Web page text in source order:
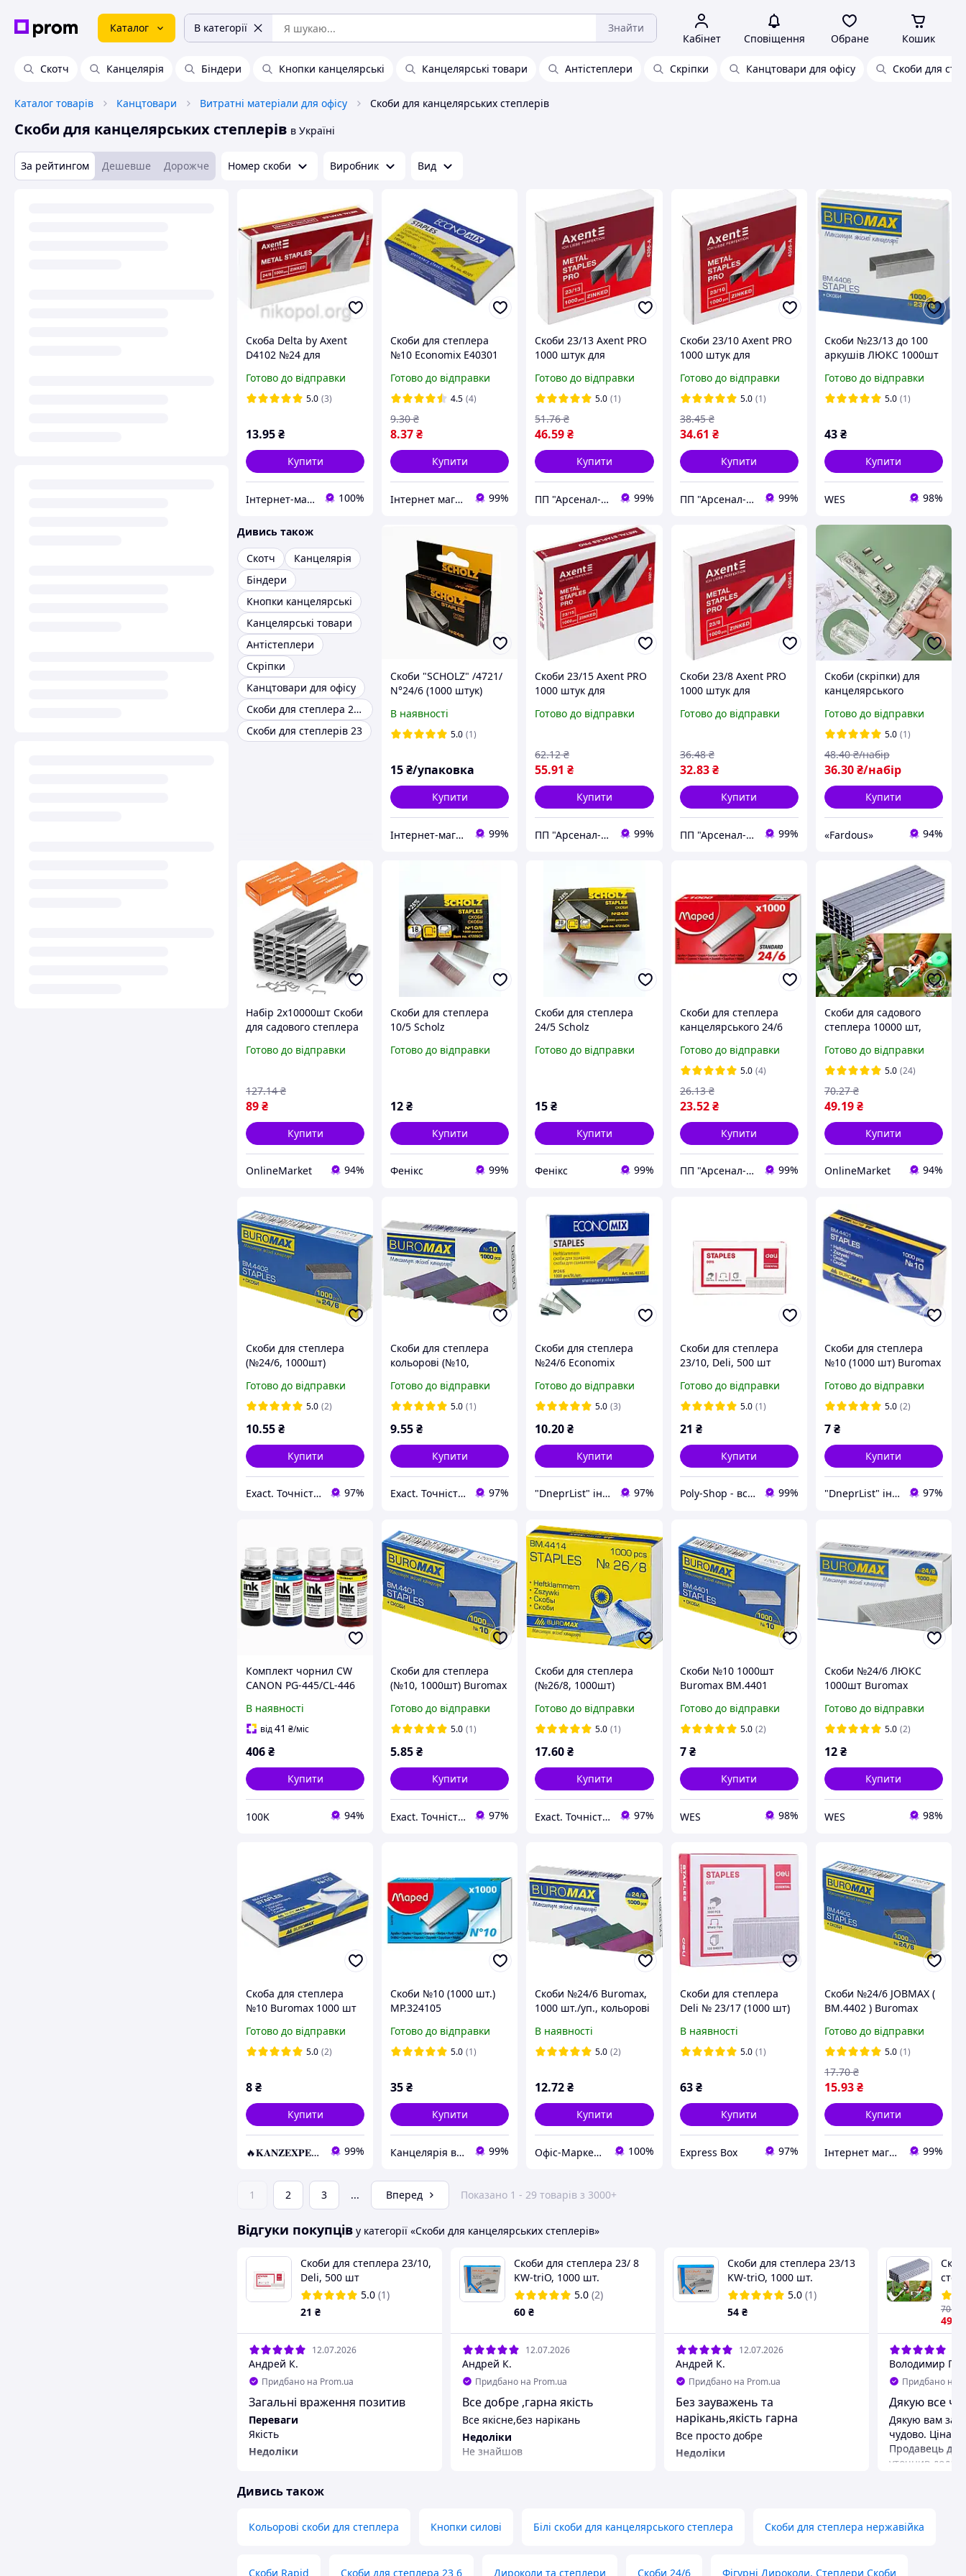
Каталог В категорії Знайти
Кабінет Сповіщення Обране Кошик
Скотч Канцелярія Біндери Кнопки канцелярські Канцелярські товари Антістеплери Скріпки Канцтовари для офісу Скоби для
Каталог товарів Канцтовари Витратні матеріали для офісу Скоби для канцелярських степлерів
Скоби для канцелярських степлерів в Україні
За рейтингом Дешевше Дорожче Номер скоби Виробник Вид
Скоба Delta by Axent
D4102 №24 для
Готово до відправки
5.0 (3)
13.95₴
Купити
Інтернет-магазин NikopoL - канцтовари для школи та офісу 100%
Скоби для степлера
№10 Economix Е40301
Готово до відправки
4.5 (4)
8.37₴
9.30 ₴
Купити
Інтернет магазин ТерЛайн 99%
Скоби 23/13 Axent PRO
1000 штук для
степлера
Готово до відправки
5.0 (1)
46.59₴
51.76 ₴
Купити
ПП "Арсенал-У" 99%
Скоби 23/10 Axent PRO
1000 штук для
степлера
Готово до відправки
5.0 (1)
34.61 ₴
38.45 ₴
Купити
ПП "Арсенал-У" 99%
Скоби №23/13 до 100
аркушів ЛЮКС 1000шт
Готово до відправки
5.0 (1)
43₴
Купити
WES 98%
Дивись також
Скотч
Канцелярія
Біндери
Кнопки канцелярські
Канцелярські товари
Антістеплери
Скріпки
Канцтовари для офісу
Скоби для степлера 24 6
Скоби для степлерів 23
Скоби "SCHOLZ" /4721/
N°24/6 (1000 штук)
В наявності
5.0 (1)
15₴/упаковка
Купити
Інтернет-магазин kanctovarividnataly 99%
Скоби 23/15 Axent PRO
1000 штук для
степлера
Готово до відправки
55.91 ₴
62.12 ₴
Купити
ПП "Арсенал-У" 99%
Скоби 23/8 Axent PRO
1000 штук для
степлера
Готово до відправки
32.83 ₴
36.48 ₴
Купити
ПП "Арсенал-У" 99%
Скоби (скріпки) для
канцелярського
ручного затискача, 50
шт/набір
Готово до відправки
5.0 (1)
36.30₴/набір
48.40 ₴/набір
Купити
«Fardous» 94%
Набір 2х10000шт Скоби
для садового степлера
підв'язки / Скріпки для
Готово до відправки
89₴
127.14 ₴
Купити
OnlineMarket 94%
Скоби для степлера
10/5 Scholz
Готово до відправки
12₴
Купити
Фенікс 99%
Скоби для степлера
24/5 Scholz
Готово до відправки
15₴
Купити
Фенікс 99%
Скоби для степлера
канцелярського 24/6
сталі
Готово до відправки
5.0 (4)
23.52 ₴
26.13 ₴
Купити
ПП "Арсенал-У" 99%
Скоби для садового
степлера 10000 шт,
скоб для підв'язування
рослин / Скріпки для
Готово до відправки
5.0 (24)
49.19₴
70.27 ₴
Купити
OnlineMarket 94%
Скоби для степлера
(№24/6, 1000шт)
BM.4402
Готово до відправки
5.0 (2)
10.55₴
Купити
Exact. Точність у роботі. Свобода у творчості. 97%
Скоби для степлера
кольорові (№10,
BM.4421
Готово до відправки
5.0 (1)
9.55₴
Купити
Exact. Точність у роботі. Свобода у творчості. 97%
Скоби для степлера
№24/6 Economix
Готово до відправки
5.0 (3)
10.20₴
Купити
"DneprList" інтернет магазин 97%
Скоби для степлера
23/10, Deli, 500 шт
Готово до відправки
5.0 (1)
21 ₴
Купити
Poly-Shop - все для вас та вашого офісу 99%
Скоби для степлера
№10 (1000 шт) Buromax
Готово до відправки
5.0 (2)
7₴
Купити
"DneprList" інтернет магазин 97%
Комплект чорнил CW
CANON PG-445/CL-446
CW445/CW446SET01)
4*100мл, сумісний з
В наявності
від41 ₴/міс
406₴
Купити
100K 94%
Скоби для степлера
(№10, 1000шт) Buromax
Готово до відправки
5.0 (1)
5.85₴
Купити
Exact. Точність у роботі. Свобода у творчості. 97%
Скоби для степлера
(№26/8, 1000шт)
Готово до відправки
5.0 (1)
17.60₴
Купити
Exact. Точність у роботі. Свобода у творчості. 97%
Скоби №10 1000шт
Buromax BM.4401
Готово до відправки
5.0 (2)
7 ₴
Купити
WES 98%
Скоби №24/6 ЛЮКС
1000шт Buromax
Готово до відправки
5.0 (2)
12₴
Купити
WES 98%
Скоба для степлера
№10 Buromax 1000 шт
Готово до відправки
5.0 (2)
8₴
Купити
🔥𝐊𝐀𝐍𝐙𝐄𝐗𝐏𝐄𝐑𝐓.com.ua🔥 99%
Скоби №10 (1000 шт.)
MP.324105
Готово до відправки
5.0 (1)
35₴
Купити
Канцелярія від А до Я / 🤓 якісно та швидко 🤓 99%
Скоби №24/6 Buromax,
1000 шт./уп., кольорові
В наявності
5.0 (2)
12.72₴
Купити
Офіс-Маркет /ФОП Корнєєнко Н.О./ 100%
Скоби для степлера
Deli № 23/17 (1000 шт)
В наявності
5.0 (1)
63 ₴
Купити
Express Box 97%
Скоби №24/6 JOBMAX (
BM.4402 ) Buromax
Готово до відправки
5.0 (1)
15.93₴
17.70 ₴
Купити
Інтернет магазин ТерЛайн 99%
1 2 3 ... Вперед Показано 1 - 29 товарів з 3000+
Відгуки покупців у категорії «Скоби для канцелярських степлерів»
Скоби для степлера 23/10,
Deli, 500 шт
5.0 (1)
21 ₴
12.07.2026
Андрей К.
Придбано на Prom.ua
Загальні враження позитив
Переваги
Якість
Недоліки
Скоби для степлера 23/ 8
KW-triO, 1000 шт.
5.0 (2)
60 ₴
12.07.2026
Андрей К.
Придбано на Prom.ua
Все добре ,гарна якість
Все якісне,без нарікань
Недоліки
Не знайшов
Скоби для степлера 23/13
KW-triO, 1000 шт.
5.0 (1)
54 ₴
12.07.2026
Андрей К.
Придбано на Prom.ua
Без зауважень та
нарікань,якість гарна
Все просто добре
Недоліки
49
70.27
Володимир Г.
Придбано на
Дякую все
Дякую вам за
чудово. Ціна
Продавець
уточнив
Дивись також
Кольорові скоби для степлера Кнопки силові Білі скоби для канцелярського степлера Скоби для степлера нержавійка
Скоби Rapid Скоби для степлера 23 6 Дироколи та степлери Скоби 24/6 Фігурні Дироколи, Степлери Скоби